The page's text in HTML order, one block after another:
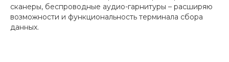
сканеры, беспроводные аудио-гарнитуры – расширяю
возможности и функциональность терминала сбора
данных.